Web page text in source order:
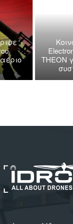
THEON